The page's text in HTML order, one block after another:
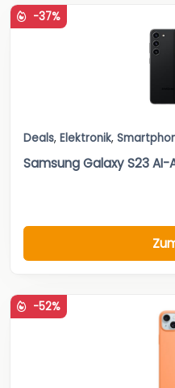
-37%
Deals, Elektronik,
Samsung Galaxy S23 AI-
-52%